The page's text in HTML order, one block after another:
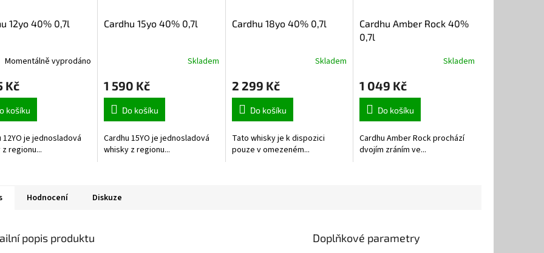
12yo 40% 0,7l
Momentálně vyprodáno
Kč
košíku
12YO je jednosladová
regionu...
Cardhu 15yo 40% 0,7l
Skladem
1 590 Kč
Do košíku
Cardhu 15YO je jednosladová
whisky z regionu...
Cardhu 18yo 40% 0,7l
Skladem
2 299 Kč
Do košíku
Tato whisky je k dispozici
pouze v omezeném...
Cardhu Amber Rock 40%
0,7l
Skladem
1 049 Kč
Do košíku
Cardhu Amber Rock prochází
dvojím zráním ve...
Hodnocení Diskuze
popis produktu Doplňkové parametry